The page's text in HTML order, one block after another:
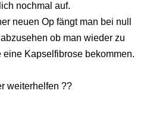
nochmal auf.
neuen Op fängt man bei null
ob man wieder zu
eine Kapselfibrose bekommen.
weiterhelfen ??